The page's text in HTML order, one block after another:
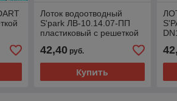
Лоток водоотводный
S'park ЛВ-10.14.07-ПП
пластиковый с решеткой
(комплект)
42,40руб.
Купить